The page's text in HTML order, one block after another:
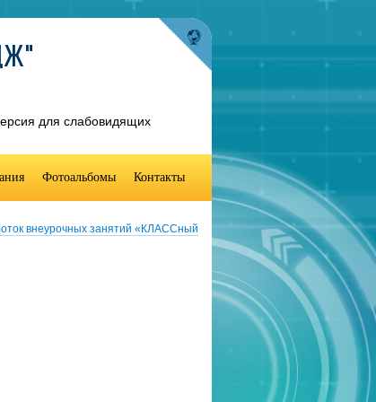
внеурочных занятий «КЛАССный
для слабовидящих
Фотоальбомы Контакты